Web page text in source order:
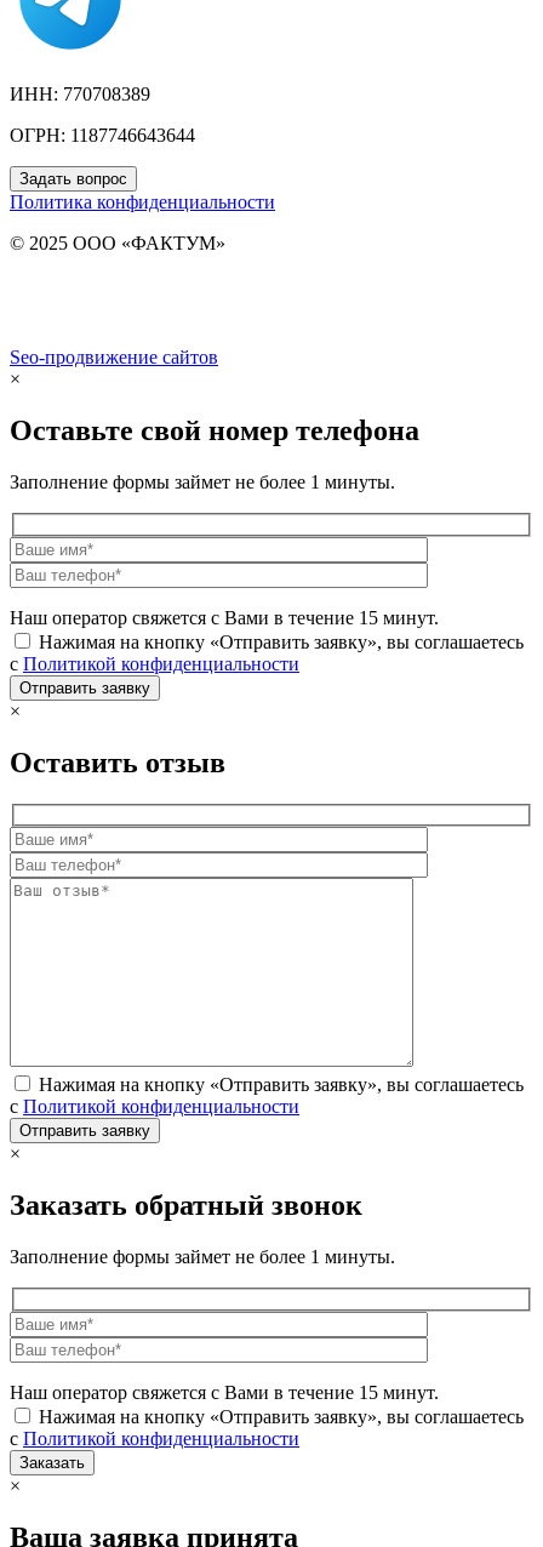
ИНН: 770708389
ОГРН: 1187746643644
Задать вопрос
Политика конфиденциальности
© 2025 ООО «ФАКТУМ»
Seo-продвижение сайтов
×
Оставьте свой номер телефона
Заполнение формы займет не более 1 минуты.
Наш оператор свяжется с Вами в течение 15 минут.
Нажимая на кнопку «Отправить заявку», вы соглашаетесь
с Политикой конфиденциальности
×
Оставить отзыв
Нажимая на кнопку «Отправить заявку», вы соглашаетесь
с Политикой конфиденциальности
×
Заказать обратный звонок
Заполнение формы займет не более 1 минуты.
Наш оператор свяжется с Вами в течение 15 минут.
Нажимая на кнопку «Отправить заявку», вы соглашаетесь
с Политикой конфиденциальности
×
Ваша заявка принята